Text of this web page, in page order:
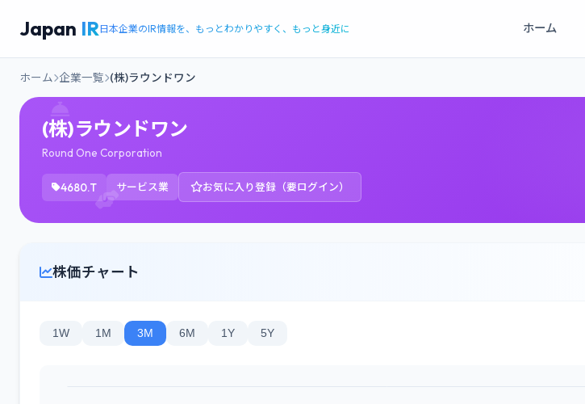
Japan IR日本企業のIR情報を、もっとわかりやすく、もっと身近に ホーム
ホーム 企業一覧 (株)ラウンドワン
(株)ラウンドワン
Round One Corporation
4680.T サービス業 お気に入り登録（要ログイン）
株価チャート
1W 1M 3M 6M 1Y 5Y